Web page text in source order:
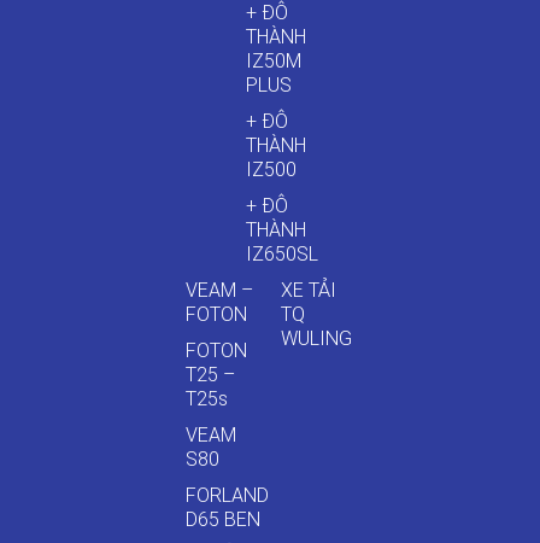
+ ĐÔ
THÀNH
IZ50M
PLUS
+ ĐÔ
THÀNH
IZ500
+ ĐÔ
THÀNH
IZ650SL
VEAM –
FOTON
FOTON
T25 –
T25s
VEAM
S80
FORLAND
D65 BEN
XE TẢI
TQ
WULING